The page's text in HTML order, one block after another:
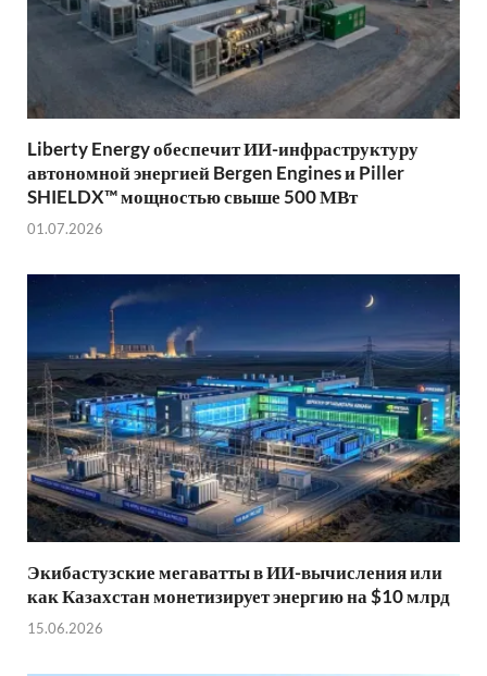
Liberty Energy обеспечит ИИ-инфраструктуру
автономной энергией Bergen Engines и Piller
SHIELDX™ мощностью свыше 500 МВт
01.07.2026
Экибастузские мегаватты в ИИ-вычисления или
как Казахстан монетизирует энергию на $10 млрд
15.06.2026